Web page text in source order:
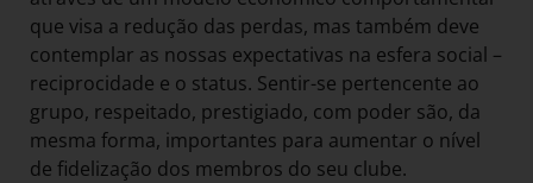
que visa a redução das perdas, mas também deve
contemplar as nossas expectativas na esfera social –
reciprocidade e o status. Sentir-se pertencente ao
grupo, respeitado, prestigiado, com poder são, da
mesma forma, importantes para aumentar o nível
de fidelização dos membros do seu clube.